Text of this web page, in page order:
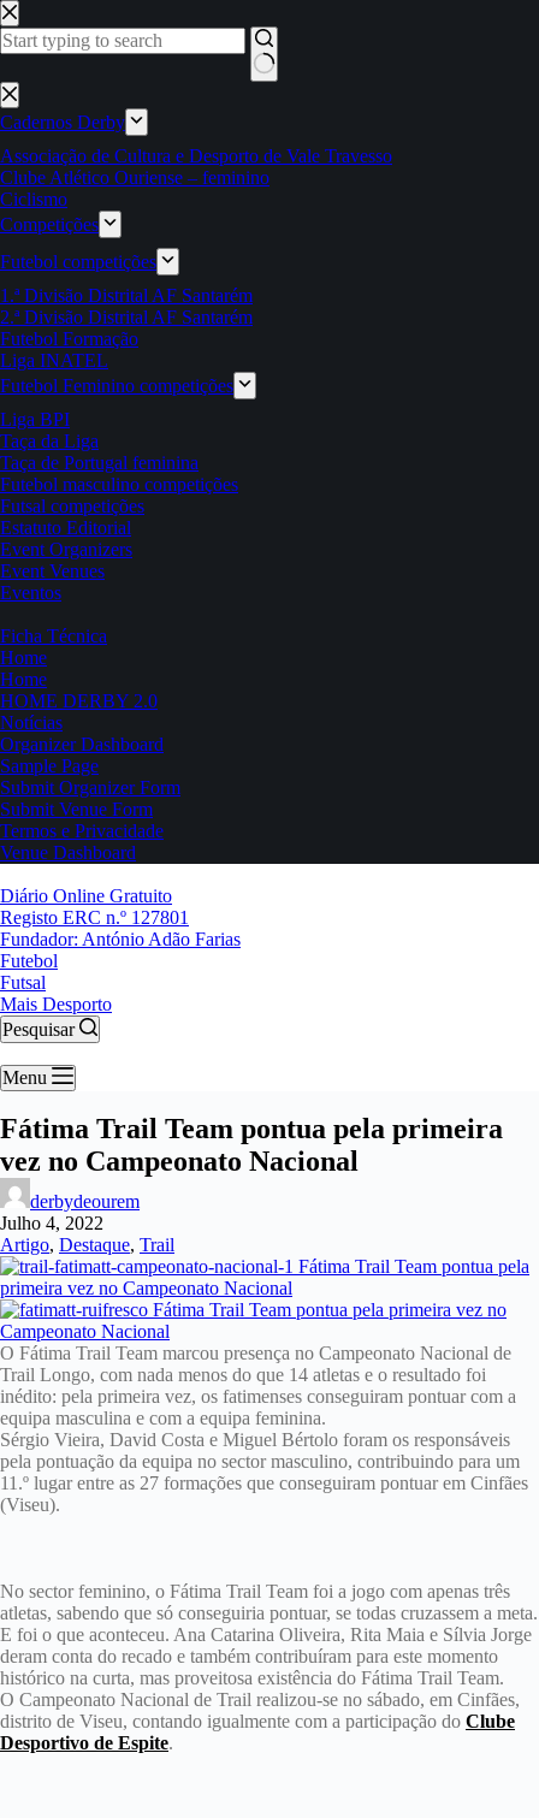
Pular
para
o
Sem
resultados
Cadernos Derby
Associação de Cultura e Desporto de Vale Travesso
Clube Atlético Ouriense – feminino
Ciclismo
Competições
Futebol competições
1.ª Divisão Distrital AF Santarém
2.ª Divisão Distrital AF Santarém
Futebol Formação
Liga INATEL
Futebol Feminino competições
Liga BPI
Taça da Liga
Taça de Portugal feminina
Futebol masculino competições
Futsal competições
Estatuto Editorial
Event Organizers
Event Venues
Eventos
Ficha Técnica
Home
Home
HOME DERBY 2.0
Notícias
Organizer Dashboard
Sample Page
Submit Organizer Form
Submit Venue Form
Termos e Privacidade
Venue Dashboard
Diário Online Gratuito
Registo ERC n.º 127801
Fundador: António Adão Farias
Futebol
Futsal
Mais Desporto
Pesquisar
Menu
Fátima Trail Team pontua pela primeira
vez no Campeonato Nacional
derbydeourem
Julho 4, 2022
Artigo, Destaque, Trail
O Fátima Trail Team marcou presença no Campeonato Nacional de
Trail Longo, com nada menos do que 14 atletas e o resultado foi
inédito: pela primeira vez, os fatimenses conseguiram pontuar com a
equipa masculina e com a equipa feminina.
Sérgio Vieira, David Costa e Miguel Bértolo foram os responsáveis
pela pontuação da equipa no sector masculino, contribuindo para um
11.º lugar entre as 27 formações que conseguiram pontuar em Cinfães
(Viseu).
No sector feminino, o Fátima Trail Team foi a jogo com apenas três
atletas, sabendo que só conseguiria pontuar, se todas cruzassem a meta.
E foi o que aconteceu. Ana Catarina Oliveira, Rita Maia e Sílvia Jorge
deram conta do recado e também contribuíram para este momento
histórico na curta, mas proveitosa existência do Fátima Trail Team.
O Campeonato Nacional de Trail realizou-se no sábado, em Cinfães,
distrito de Viseu, contando igualmente com a participação do Clube
Desportivo de Espite.